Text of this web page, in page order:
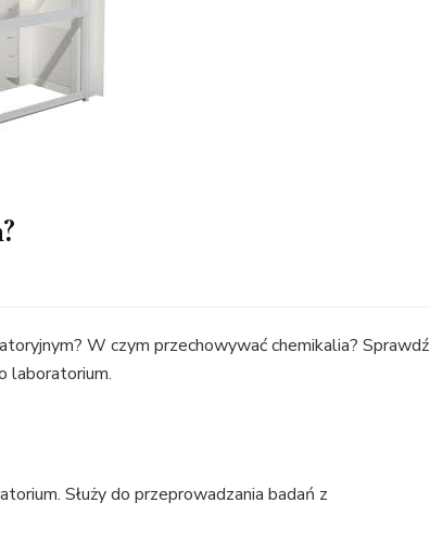
W czym przechowywać chemikalia? Sprawdź
laboratorium.
Służy do przeprowadzania badań z